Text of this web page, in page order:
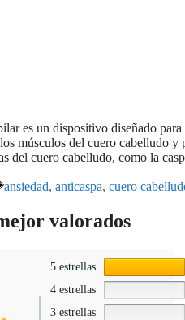
es un dispositivo diseñado
músculos del cuero cabelludo
del cuero cabelludo, como la
Etiquetas
ansiedad, anticaspa, cuero
valorados
5 estrellas
4 estrellas
3 estrellas